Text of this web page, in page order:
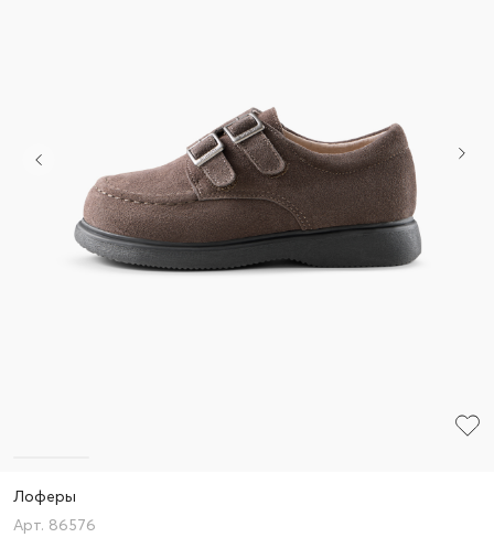
Лоферы
86576